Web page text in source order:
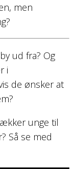
men
ud fra? Og
i
de ønsker at
unge til
Så se med